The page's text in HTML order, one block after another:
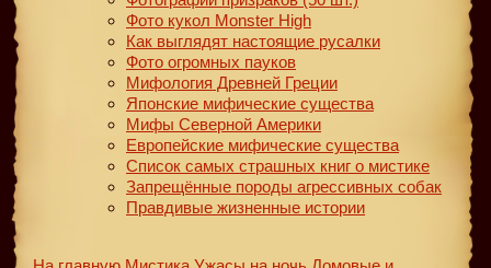
Фото кукол Monster High
Как выглядят настоящие русалки
Фото огромных пауков
Мифология Древней Греции
Японские мифические существа
Мифы Северной Америки
Европейские мифические существа
Список самых страшных книг о мистике
Запрещённые породы агрессивных собак
Правдивые жизненные истории